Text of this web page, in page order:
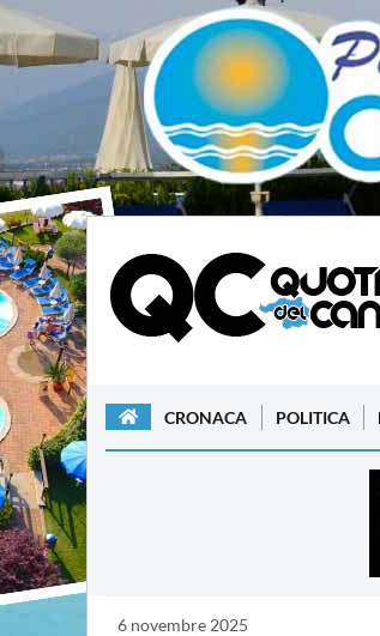
CRONACA POLITICA
6 novembre 2025